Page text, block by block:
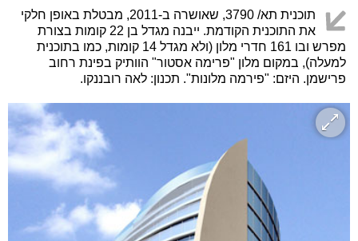
תוכנית תא/ 3790, שאושרה ב-2011, מבטלת באופן חלקי
את התוכנית הקודמת. ייבנה מגדל בן 22 קומות בצורת
מפרש ובו 161 חדרי מלון (ולא מגדל 14 קומות, כמו בתוכנית
למעלה), במקום מלון "פרימה אסטור" הוותיק בפינת רחוב
פרישמן. היזם: "פירמה מלונות". תכנון: לאה רובננקו.